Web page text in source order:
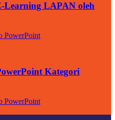
Learning LAPAN oleh
PowerPoint
Kategori
PowerPoint